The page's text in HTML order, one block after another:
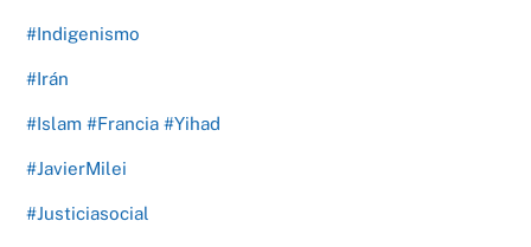
#Indigenismo
#Irán
#Islam #Francia #Yihad
#JavierMilei
#Justiciasocial